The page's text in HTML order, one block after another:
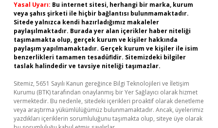
Yasal Uyarı: Bu internet sitesi, herhangi bir marka, kurum
veya şahıs şirketi ile hiçbir bağlantısı bulunmamaktadır.
Sitede yalnızca kendi hazırladığımız makaleler
paylaşılmaktadır. Burada yer alan içerikler haber niteliği
taşımamakta olup, gerçek kurum ve kişiler hakkında
paylaşım yapılmamaktadır. Gerçek kurum ve kişiler ile isim
benzerlikleri tamamen tesadüfidir. Sitemizdeki bilgiler
taslak halindedir ve tavsiye niteliği taşımazlar.
Sitemiz, 5651 Sayılı Kanun gereğince Bilgi Teknolojileri ve İletişim
Kurumu (BTK) tarafından onaylanmış bir Yer Sağlayıcı olarak hizmet
vermektedir. Bu nedenle, sitedeki içerikleri proaktif olarak denetleme
veya araştırma yükümlülüğümüz bulunmamaktadır. Ancak, üyelerimiz
yazdıkları içeriklerin sorumluluğunu taşımakta olup, siteye üye olarak